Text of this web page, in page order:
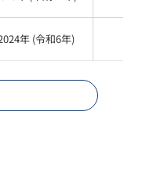
年 (令和6年)